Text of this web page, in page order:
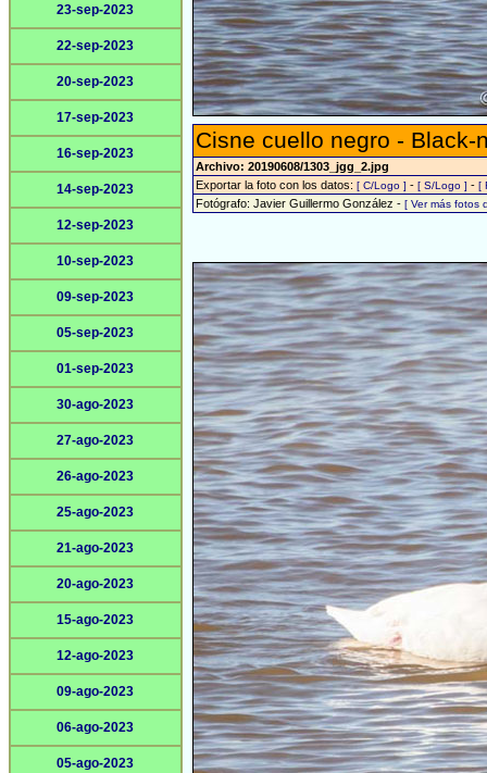
23-sep-2023
22-sep-2023
20-sep-2023
17-sep-2023
16-sep-2023
14-sep-2023
12-sep-2023
10-sep-2023
09-sep-2023
05-sep-2023
01-sep-2023
30-ago-2023
27-ago-2023
26-ago-2023
25-ago-2023
21-ago-2023
20-ago-2023
15-ago-2023
12-ago-2023
09-ago-2023
06-ago-2023
05-ago-2023
Cisne cuello negro -
Archivo: 20190608/1303_jgg_2.jpg
Exportar la foto con los datos: [ C/Logo ] - [ S/Logo ] - [
Fotógrafo: Javier Guillermo González - [ Ver más fotos